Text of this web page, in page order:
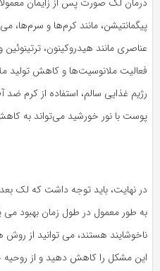
پیگمانتیشن، مانند کرم‌ها و
عناصری مانند هیدروکینون،
فعالیت ملانوسیت‌ها و کاهش تولید
پوست با نور خورشید می‌تواند به
در نهایت، باید توجه داشت که لک
به طور معمول در طول زمان بهبود می
ناخوشایند هستند، می توانید از روش
این مشکل را کاهش دهید و از روحیه